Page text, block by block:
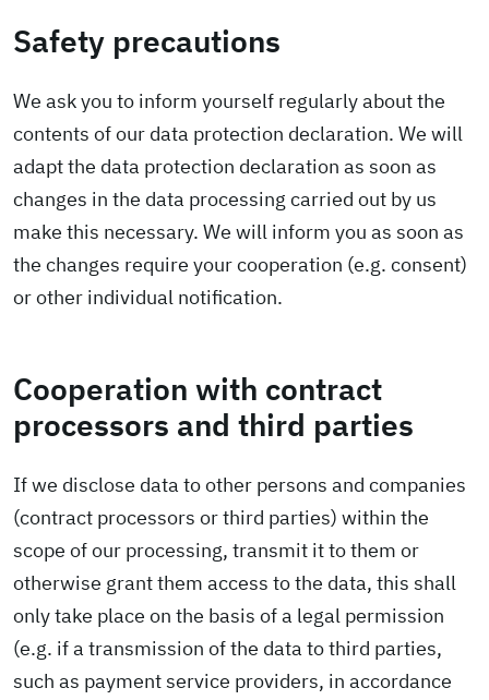
Safety precautions
We ask you to inform yourself regularly about the
contents of our data protection declaration. We will
adapt the data protection declaration as soon as
changes in the data processing carried out by us
make this necessary. We will inform you as soon as
the changes require your cooperation (e.g. consent)
or other individual notification.
Cooperation with contract
processors and third parties
If we disclose data to other persons and companies
(contract processors or third parties) within the
scope of our processing, transmit it to them or
otherwise grant them access to the data, this shall
only take place on the basis of a legal permission
(e.g. if a transmission of the data to third parties,
such as payment service providers, in accordance